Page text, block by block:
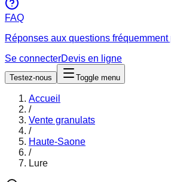
FAQ
Réponses aux questions fréquemment
Se connecterDevis en ligne
Testez-nous Toggle menu
Accueil
/
Vente granulats
/
Haute-Saone
/
Lure